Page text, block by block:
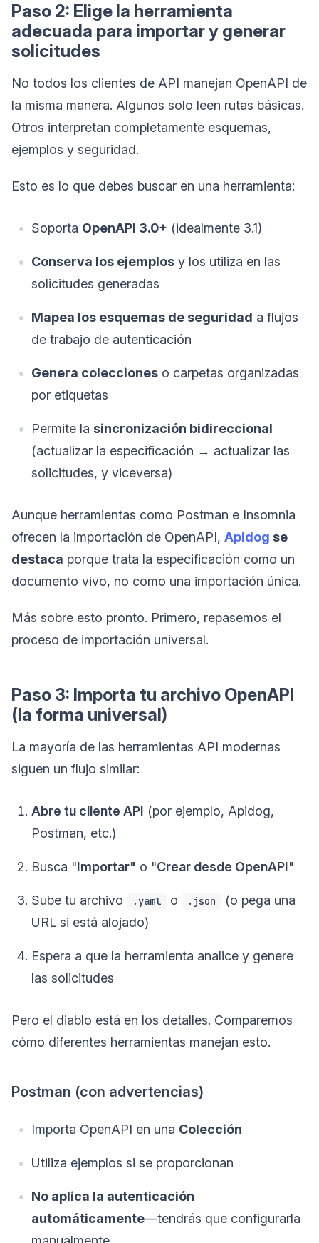
Paso 2: Elige la herramienta
adecuada para importar y generar
solicitudes
No todos los clientes de API manejan OpenAPI de
la misma manera. Algunos solo leen rutas básicas.
Otros interpretan completamente esquemas,
ejemplos y seguridad.
Esto es lo que debes buscar en una herramienta:
Soporta OpenAPI 3.0+ (idealmente 3.1)
Conserva los ejemplos y los utiliza en las
solicitudes generadas
Mapea los esquemas de seguridad a flujos
de trabajo de autenticación
Genera colecciones o carpetas organizadas
por etiquetas
Permite la sincronización bidireccional
(actualizar la especificación → actualizar las
solicitudes, y viceversa)
Aunque herramientas como Postman e Insomnia
ofrecen la importación de OpenAPI, Apidog se
destaca porque trata la especificación como un
documento vivo, no como una importación única.
Más sobre esto pronto. Primero, repasemos el
proceso de importación universal.
Paso 3: Importa tu archivo OpenAPI
(la forma universal)
La mayoría de las herramientas API modernas
siguen un flujo similar:
Abre tu cliente API (por ejemplo, Apidog,
Postman, etc.)
Busca "Importar" o "Crear desde OpenAPI"
Sube tu archivo .yaml o .json
(o pega una
URL si está alojado)
Espera a que la herramienta analice y genere
las solicitudes
Pero el diablo está en los detalles. Comparemos
cómo diferentes herramientas manejan esto.
Postman (con advertencias)
Importa OpenAPI en una Colección
Utiliza ejemplos si se proporcionan
No aplica la autenticación
automáticamente—tendrás que configurarla